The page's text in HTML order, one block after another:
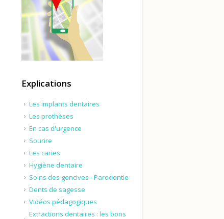
Explications
Les implants dentaires
Les prothèses
En cas d'urgence
Sourire
Les caries
Hygiène dentaire
Soins des gencives - Parodontie
Dents de sagesse
Vidéos pédagogiques
Extractions dentaires : les bons